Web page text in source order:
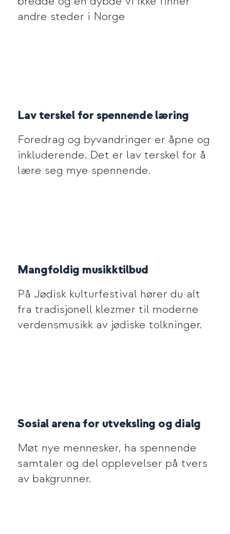
andre steder i Norge
Lav terskel for spennende læring
Foredrag og byvandringer er åpne og
inkluderende. Det er lav terskel for å
lære seg mye spennende.
Mangfoldig musikktilbud
På Jødisk kulturfestival hører du alt
fra tradisjonell klezmer til moderne
verdensmusikk av jødiske tolkninger.
Sosial arena for utveksling og dialg
Møt nye mennesker, ha spennende
samtaler og del opplevelser på tvers
av bakgrunner.